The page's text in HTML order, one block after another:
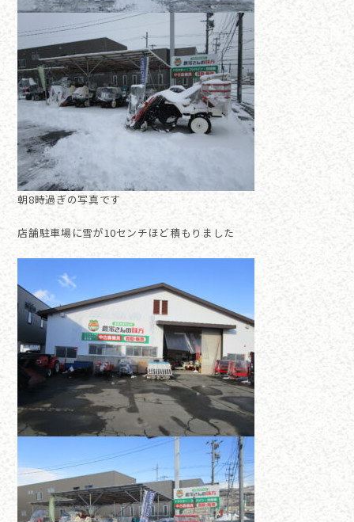
朝8時過ぎの写真です
店舗駐車場に雪が10センチほど積もりました